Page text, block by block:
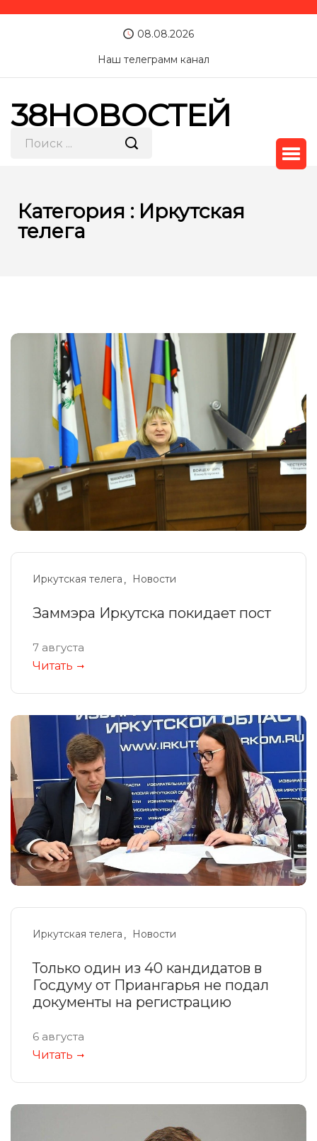
08.08.2026
Наш телеграмм канал
38НОВОСТЕЙ
Категория : Иркутская
телега
Иркутская телега Новости
Заммэра Иркутска покидает пост
7 августа
Читать
Иркутская телега Новости
Только один из 40 кандидатов в
Госдуму от Приангарья не подал
документы на регистрацию
6 августа
Читать